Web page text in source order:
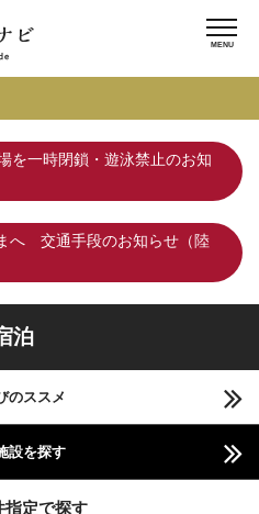
を一時閉鎖・遊泳禁止のお知
へ 交通手段のお知らせ（陸
泊
のススメ
設を探す
指定で探す